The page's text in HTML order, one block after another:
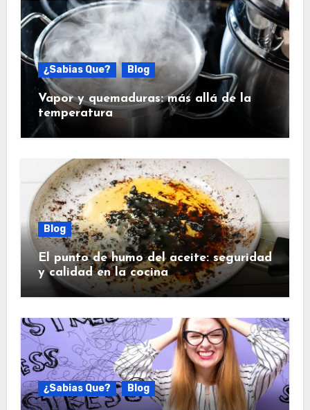
¿Sabias Que? Blog
Vapor y quemaduras: más allá de la
temperatura
Blog
El punto de humo del aceite: seguridad
y calidad en la cocina
¿Sabias Que? Blog